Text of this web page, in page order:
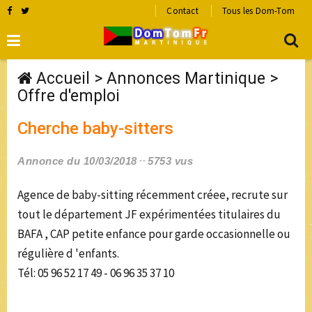
Contact Tous les Dom-Tom
Accueil > Annonces Martinique >
Offre d'emploi
Cherche baby-sitters
Annonce du 10/03/2018 5753 vus
Agence de baby-sitting récemment créee, recrute sur
tout le département JF expérimentées titulaires du
BAFA , CAP petite enfance pour garde occasionnelle ou
régulière d 'enfants.
Tél: 05 96 52 17 49 - 06 96 35 37 10